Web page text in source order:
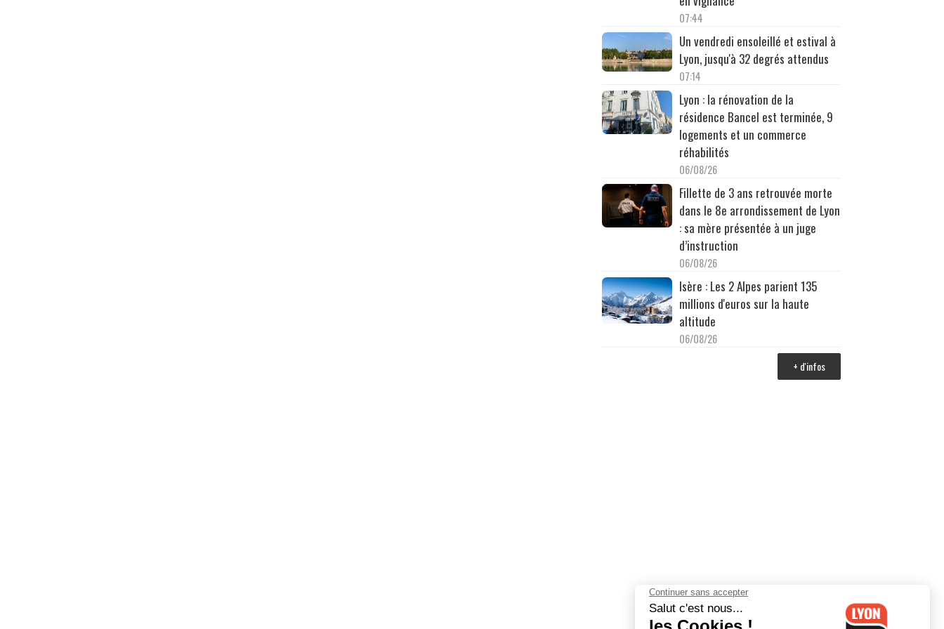
07:44
Un vendredi ensoleillé et estival à
Lyon, jusqu'à 32 degrés attendus
07:14
Lyon : la rénovation de la
résidence Bancel est terminée, 9
logements et un commerce
réhabilités
06/08/26
Fillette de 3 ans retrouvée morte
dans le 8e arrondissement de Lyon
: sa mère présentée à un juge
d’instruction
06/08/26
Isère : Les 2 Alpes parient 135
millions d'euros sur la haute
altitude
06/08/26
+ d'infos